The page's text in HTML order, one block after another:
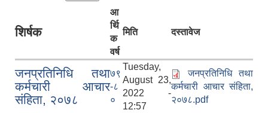
शिर्षक
आ
र्थि
क
वर्ष
मिति दस्तावेज
जनप्रतिनिधि तथा
कर्मचारी आचार
संहिता, २०७८
७९
-८
०
Tuesday,
August 23,
2022 -
12:57
जनप्रतिनिधि तथा
कर्मचारी आचार संहिता,
२०७८.pdf